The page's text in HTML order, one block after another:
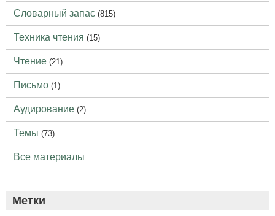
Словарный запас (815)
Техника чтения (15)
Чтение (21)
Письмо (1)
Аудирование (2)
Темы (73)
Все материалы
Метки